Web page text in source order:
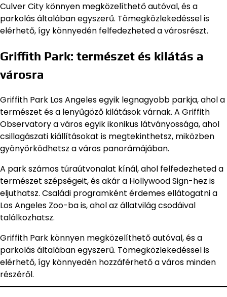
Culver City könnyen megközelíthető autóval, és a
parkolás általában egyszerű. Tömegközlekedéssel is
elérhető, így könnyedén felfedezheted a városrészt.
Griffith Park: természet és kilátás a
városra
Griffith Park Los Angeles egyik legnagyobb parkja, ahol a
természet és a lenyűgöző kilátások várnak. A Griffith
Observatory a város egyik ikonikus látványossága, ahol
csillagászati kiállításokat is megtekinthetsz, miközben
gyönyörködhetsz a város panorámájában.
A park számos túraútvonalat kínál, ahol felfedezheted a
természet szépségeit, és akár a Hollywood Sign-hez is
eljuthatsz. Családi programként érdemes ellátogatni a
Los Angeles Zoo-ba is, ahol az állatvilág csodáival
találkozhatsz.
Griffith Park könnyen megközelíthető autóval, és a
parkolás általában egyszerű. Tömegközlekedéssel is
elérhető, így könnyedén hozzáférhető a város minden
részéről.